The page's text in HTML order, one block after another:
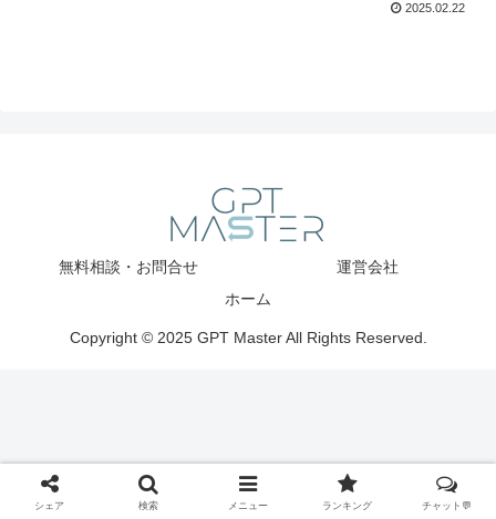
2025.02.22
無料相談・お問合せ
運営会社
ホーム
Copyright © 2025 GPT Master All Rights Reserved.
シェア 検索 メニュー ランキング チャット💬